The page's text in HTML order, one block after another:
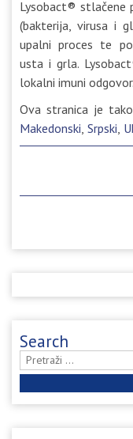
Lysobact® stlačene
(bakterija, virusa i
upalni proces te
usta i grla.
lokalni imuni odgovor.
Ova stranica je
Makedonski Srpski
Search
Pretraži: